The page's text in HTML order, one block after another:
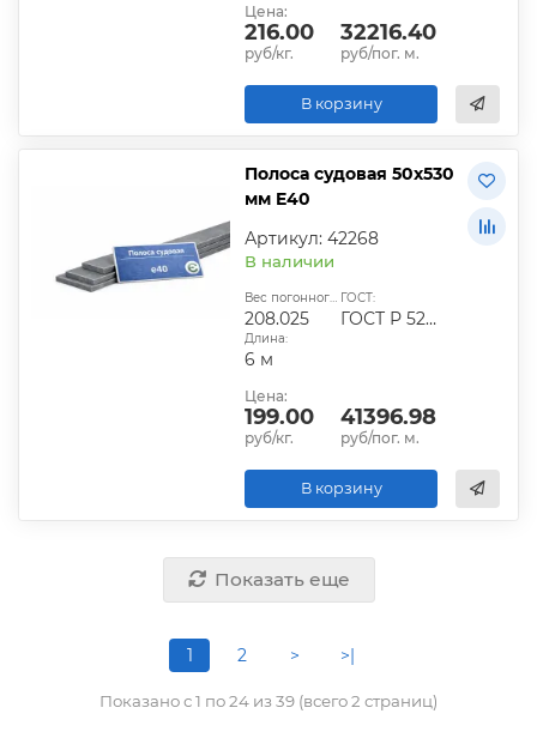
Цена:
216.00
руб/кг.
32216.40
руб/пог. м.
В корзину
Полоса судовая 50х530
мм E40
Артикул: 42268
В наличии
Вес погонного метра, кг:
208.025
ГОСТ:
ГОСТ Р 52927-2015
Длина:
6 м
Цена:
199.00
руб/кг.
41396.98
руб/пог. м.
В корзину
Показать еще
1 2 > >|
Показано с 1 по 24 из 39 (всего 2 страниц)